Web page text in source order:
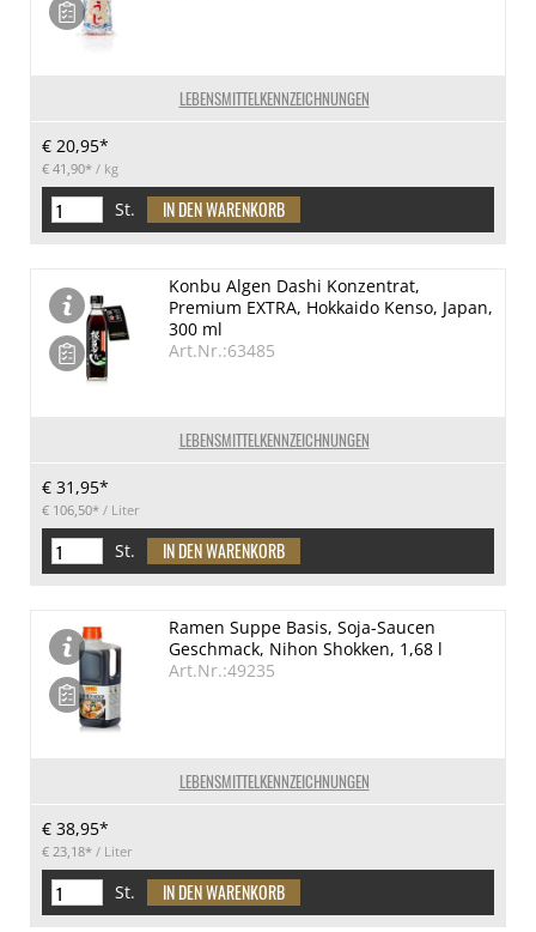
LEBENSMITTELKENNZEICHNUNGEN
€ 20,95*
€ 41,90* / kg
St.
LEBENSMITTELKENNZEICHNUNGEN
Konbu Algen Dashi Konzentrat,
Premium EXTRA, Hokkaido Kenso, Japan,
300 ml
Art.Nr.:63485
€ 31,95*
€ 106,50* / Liter
St.
LEBENSMITTELKENNZEICHNUNGEN
Ramen Suppe Basis, Soja-Saucen
Geschmack, Nihon Shokken, 1,68 l
Art.Nr.:49235
€ 38,95*
€ 23,18* / Liter
St.